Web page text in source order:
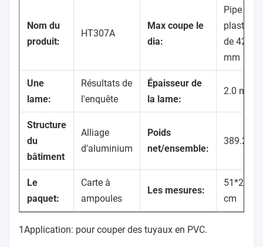
Nom du
produit:
HT307A
Max coupe le
dia:
Pipe en
plastique
de 42
mm
Une
lame:
Résultats de
l'enquête
Épaisseur de
la lame:
2.0 mm
Structure
du
bâtiment
Alliage
d'aluminium
Poids
net/ensemble:
389.20g
Le
paquet:
Carte à
ampoules
Les mesures:
51*29*35
cm
1Application: pour couper des tuyaux en PVC.